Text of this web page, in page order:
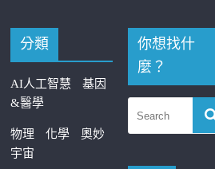
分類
AI人工智慧
基因
&醫學
物理 化學
奧妙
宇宙
你想找什
麼？